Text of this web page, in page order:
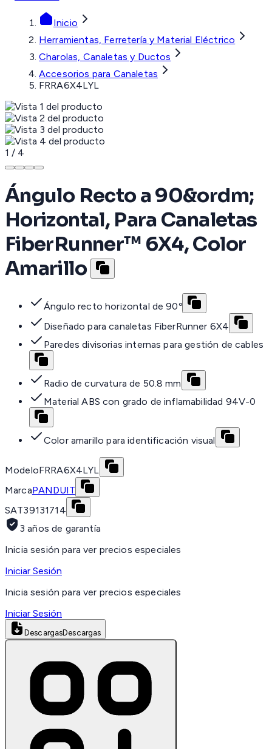
Inicio
Herramientas, Ferretería y Material Eléctrico
Charolas, Canaletas y Ductos
Accesorios para Canaletas
FRRA6X4LYL
1 / 4
Ángulo Recto a 90&ordm;
Horizontal, Para Canaletas
FiberRunner™ 6X4, Color
Amarillo
Ángulo recto horizontal de 90º
Diseñado para canaletas FiberRunner 6X4
Paredes divisorias internas para gestión de cables
Radio de curvatura de 50.8 mm
Material ABS con grado de inflamabilidad 94V-0
Color amarillo para identificación visual
ModeloFRRA6X4LYL
MarcaPANDUIT
SAT39131714
3 años de garantía
Inicia sesión para ver precios especiales
Iniciar Sesión
Inicia sesión para ver precios especiales
Iniciar Sesión
DescargasDescargas